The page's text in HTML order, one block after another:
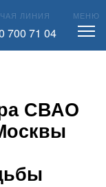
ЛИНИЯ
700 71 04
МЕНЮ
СВАО